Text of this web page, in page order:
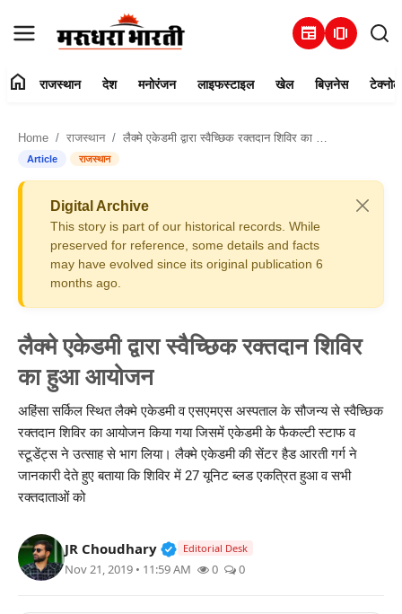
newspaper amp_stories
संपर्क करें
राजस्थान
मनोरंजन
लाइफस्टाइल
खेल
बिज़नेस
टेक्नोलॉजी
वीडियो
home राजस्थान देश मनोरंजन लाइफस्टाइल खेल बिज़नेस
Home राजस्थान लैक्मे एकेडमी द्वारा स्वैच्छिक रक्तदान शिविर का हुआ आयोजन
Article राजस्थान
Digital Archive
This story is part of our historical records. While
preserved for reference, some details and facts
may have evolved since its original publication 6
months ago.
लैक्मे एकेडमी द्वारा स्वैच्छिक रक्तदान शिविर
का हुआ आयोजन
अहिंसा सर्किल स्थित लैक्मे एकेडमी व एसएमएस अस्पताल के सौजन्य से स्वैच्छिक
रक्तदान शिविर का आयोजन किया गया जिसमें एकेडमी के फैकल्टी स्टाफ व
स्टूडेंट्स ने उत्साह से भाग लिया। लैक्मे एकेडमी की सेंटर हैड आरती गर्ग ने
जानकारी देते हुए बताया कि शिविर में 27 यूनिट ब्लड एकत्रित हुआ व सभी
रक्तदाताओं को
JR Choudhary Verified Public Figure • 30 Mar,
Editorial Desk
Nov 21, 2019 • 11:59 AM 0 0